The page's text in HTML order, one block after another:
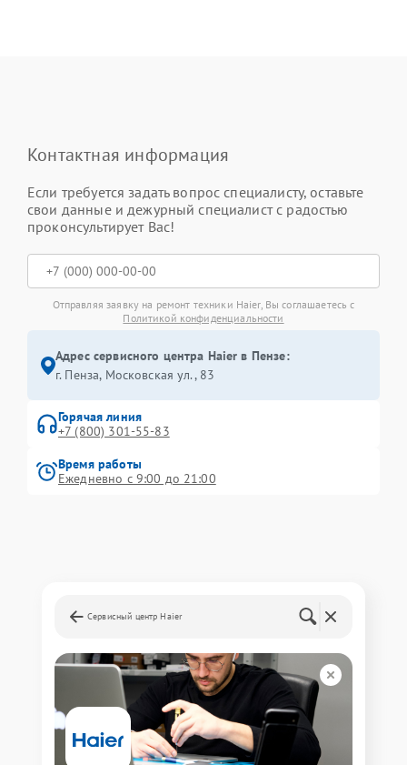
Контактная информация
Если требуется задать вопрос специалисту, оставьте
свои данные и дежурный специалист с радостью
проконсультирует Вас!
Отправляя заявку на ремонт техники Haier, Вы соглашаетесь с
Политикой конфиденциальности
Адрес сервисного центра Haier в Пензе:
г. Пенза, Московская ул., 83
Горячая линия
+7 (800) 301-55-83
Время работы
Ежедневно с 9:00 до 21:00
Сервисный центр Haier